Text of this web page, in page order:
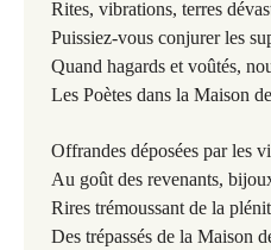
Rites, vibrations, terres
Puissiez-vous conjurer les
Quand hagards et voûtés,
Les Poètes dans la Maison
Offrandes déposées par les
Au goût des revenants,
Rires trémoussant de la
Des trépassés de la Maison